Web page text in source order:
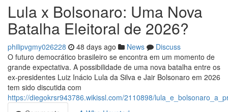
Lula x Bolsonaro: Uma Nova
Batalha Eleitoral de 2026?
philipvgmy026228 48 days ago News
Discuss
O futuro democrático brasileiro se encontra em um momento de
grande expectativa. A possibilidade de uma nova batalha entre os
ex-presidentes Luiz Inácio Lula da Silva e Jair Bolsonaro em 2026
tem sido discutida com
https://diegokrsr943786.wikissl.com/2110898/